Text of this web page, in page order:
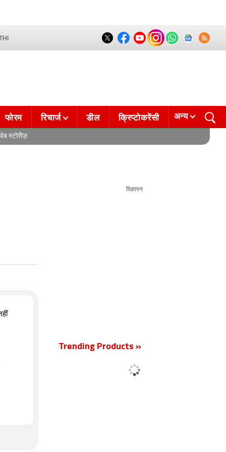
फोरम रिचार्ज डील क्रिप्टोकरेंसी अन्य
वेब स्टोरीज़
विज्ञापन
Trending Products »